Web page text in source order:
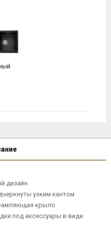
дизайн
узким кантом
крыло
под аксессуары в виде